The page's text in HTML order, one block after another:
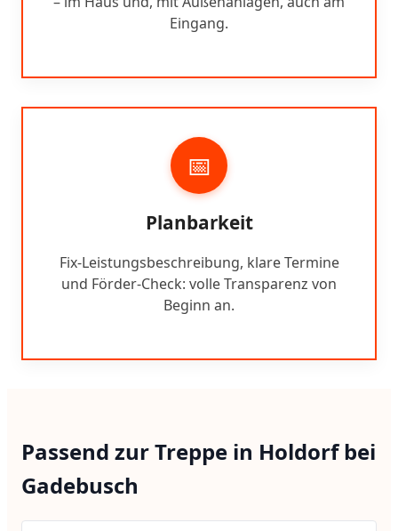
Eingang.
📅
Planbarkeit
Fix-Leistungsbeschreibung, klare Termine
und Förder-Check: volle Transparenz von
Beginn an.
Passend zur Treppe in Holdorf bei
Gadebusch